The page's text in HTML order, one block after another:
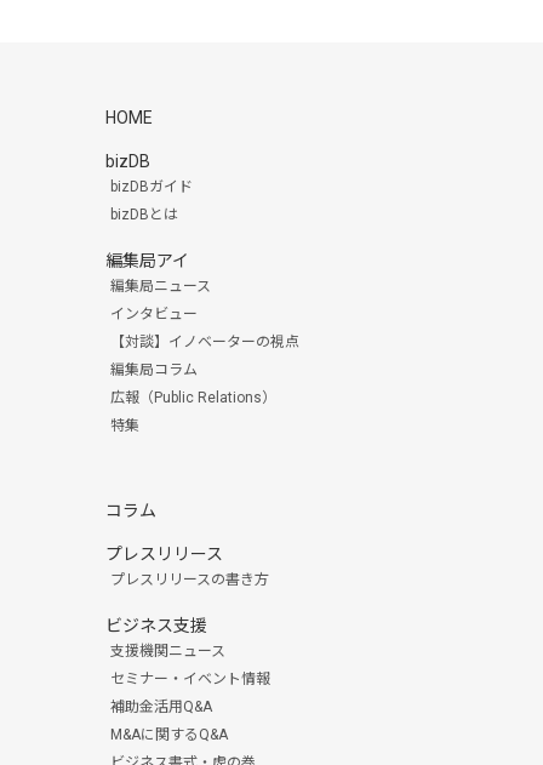
HOME
bizDB
bizDBガイド
bizDBとは
編集局アイ
編集局ニュース
インタビュー
【対談】イノベーターの視点
編集局コラム
広報（Public Relations）
特集
コラム
プレスリリース
プレスリリースの書き方
ビジネス支援
支援機関ニュース
セミナー・イベント情報
補助金活用Q&A
M&Aに関するQ&A